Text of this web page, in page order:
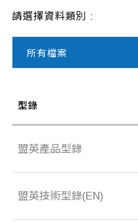
請選擇資料類別 :
所有檔案
型錄
盟英產品型錄
盟英技術型錄(EN)